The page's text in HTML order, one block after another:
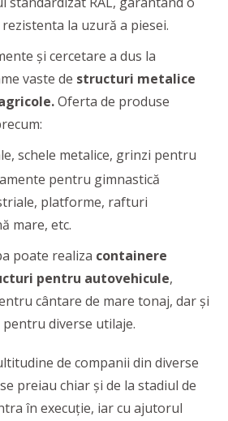
la uzură a piesei.
și cercetare a dus la
vaste de structuri metalice
Oferta de produse
schele metalice, grinzi pentru
pentru gimnastică
platforme, rafturi
mare, etc.
poate realiza containere
pentru autovehicule,
cântare de mare tonaj, dar şi
pentru diverse utilaje.
de companii din diverse
preiau chiar și de la stadiul de
în execuție, iar cu ajutorul